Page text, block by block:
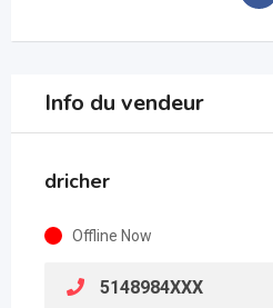
Info du vendeur
dricher
Offline Now
5148984XXX